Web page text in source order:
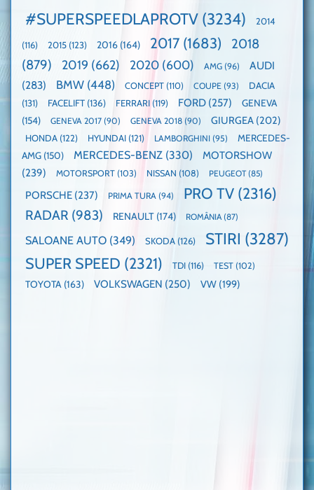
mai
mare
paradă
de
dube
pe
Nurburgring
EV3
câștigătoare,
domină
WCOTY
#SUPERSPEEDLAPROTV (3234) 2014
(116) 2015 (123) 2016 (164) 2017 (1683)
2018
(879)
2019 (662) 2020 (600) AMG (96)
AUDI
(283)
BMW (448) CONCEPT (110) COUPE (93)
DACIA
(131)
FACELIFT (136) FERRARI (119) FORD (257)
GENEVA
(154)
GENEVA 2017 (90) GENEVA 2018 (90) GIURGEA (202)
HONDA (122) HYUNDAI (121) LAMBORGHINI (95)
MERCEDES-
AMG (150) MERCEDES-BENZ (330)
MOTORSHOW
(239)
MOTORSPORT (103) NISSAN (108) PEUGEOT(85)
PORSCHE (237) PRIMA TURA (94) PRO TV (2316)
RADAR (983) RENAULT (174) ROMÂNIA (87)
SALOANE AUTO (349) SKODA (126) STIRI (3287)
SUPER SPEED (2321) TDI (116) TEST (102)
TOYOTA (163) VOLKSWAGEN (250) VW (199)